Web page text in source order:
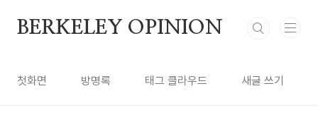
BERKELEY OPINION
첫화면 방명록 태그 클라우드 새글 쓰기